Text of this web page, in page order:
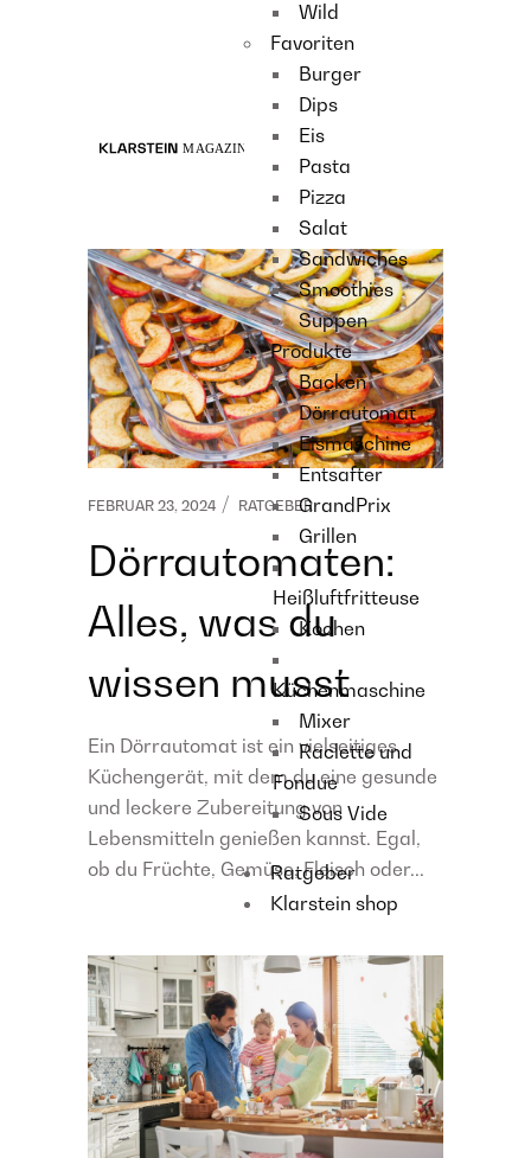
Wild
Favoriten
Burger
Dips
Eis
Pasta
Pizza
Salat
Sandwiches
Smoothies
Suppen
Produkte
Backen
Dörrautomat
Eismaschine
Entsafter
GrandPrix
Grillen
Heißluftfritteuse
Kochen
Küchenmaschine
Mixer
Raclette und
Fondue
Sous Vide
Ratgeber
Klarstein shop
FEBRUAR 23, 2024 RATGEBER
Dörrautomaten:
Alles, was du
wissen musst
Ein Dörrautomat ist ein vielseitiges
Küchengerät, mit dem du eine gesunde
und leckere Zubereitung von
Lebensmitteln genießen kannst. Egal,
ob du Früchte, Gemüse, Fleisch oder...